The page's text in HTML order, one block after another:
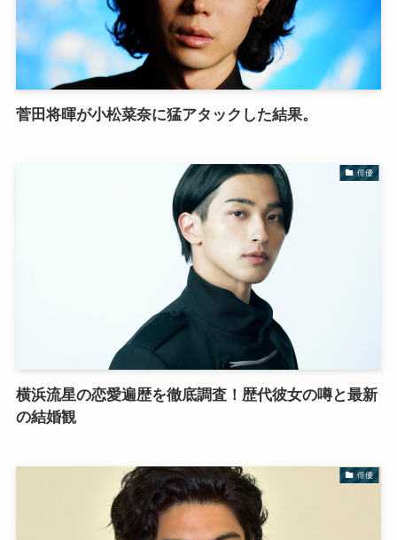
菅田将暉が小松菜奈に猛アタックした結果。
俳優
横浜流星の恋愛遍歴を徹底調査！歴代彼女の噂と最新
の結婚観
俳優